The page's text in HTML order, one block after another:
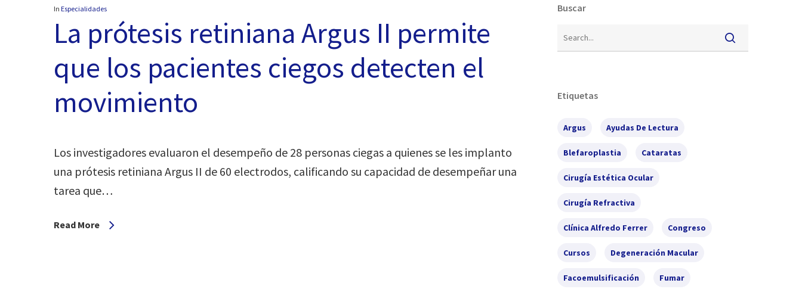
In Especialidades
La prótesis retiniana Argus II permite
que los pacientes ciegos detecten el
movimiento
Los investigadores evaluaron el desempeño de 28 personas ciegas a quienes se les implanto
una prótesis retiniana Argus II de 60 electrodos, calificando su capacidad de desempeñar una
tarea que…
Read More
Buscar
Etiquetas
Argus Ayudas De Lectura
Blefaroplastia Cataratas
Cirugía Estética Ocular
Cirugía Refractiva
Clínica Alfredo Ferrer Congreso
Cursos Degeneración Macular
Facoemulsificación Fumar